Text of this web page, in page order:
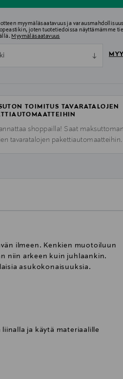
myymäläsaatavuus ja
joten tuotetiedoissa näyttämämme
Myymäläsaatavuus
TOIMITUS TAVARATALOJEN
shoppailla! Saat
tavaratalojen pakettiautomaatteihin.
ilmeen. Kenkien muotoiluun
niin arkeen kuin juhlaankin.
asukokonaisuuksia.
ja käytä materiaalille